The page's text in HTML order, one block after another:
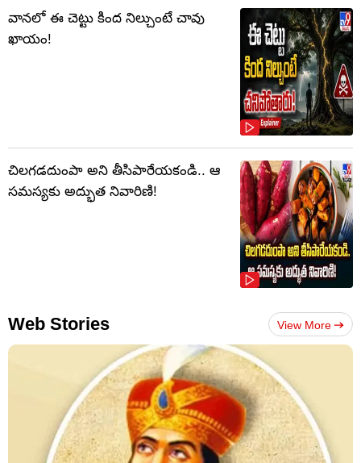
వానలో ఈ చెట్టు కింద నిల్చుంటే చావు
ఖాయం!
చిలగడదుంపా అని తీసిపారేయకండి.. ఆ
సమస్యకు అద్భుత నివారిణి!
Web Stories View More